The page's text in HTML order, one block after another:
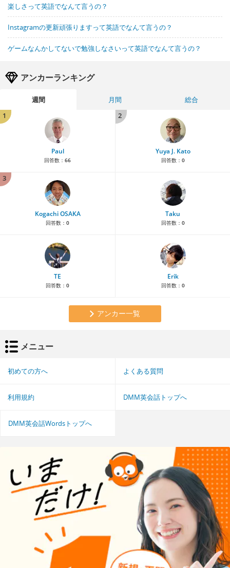
楽しさって英語でなんて言うの？
Instagramの更新頑張りますって英語でなんて言うの？
ゲームなんかしてないで勉強しなさいって英語でなんて言うの？
アンカーランキング
週間 月間
総合
1
Paul
回答数： 66
2
Yuya J. Kato
回答数： 0
3
Kogachi OSAKA
回答数： 0
Taku
回答数： 0
TE
回答数： 0
Erik
回答数： 0
アンカー一覧
メニュー
初めての方へ よくある質問
利用規約 DMM英会話トップへ
DMM英会話Wordsトップへ